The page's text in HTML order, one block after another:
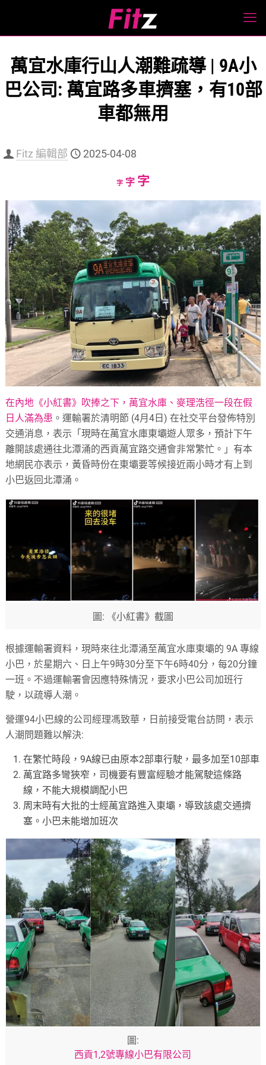
萬宜水庫行山人潮難疏導 | 9A小
巴公司: 萬宜路多車擠塞，有10部
車都無用
Fitz 編輯部 2025-04-08
字Decrease
size.
字Reset
字Increase
size.
在內地《小紅書》吹捧之下，萬宜水庫、麥理浩徑一段在假
日人滿為患 。運輸署於清明節 (4月4日) 在社交平台發佈特別
交通消息，表示「現時在萬宜水庫東壩遊人眾多，預計下午
離開該處通往北潭涌的西貢萬宜路交通會非常繁忙。」有本
地網民亦表示，黃昏時份在東壩要等候接近兩小時才有上到
小巴返回北潭涌。
圖: 《小紅書》截圖
根據運輸署資料，現時來往北潭涌至萬宜水庫東壩的 9A 專線
小巴，於星期六、日上午9時30分至下午6時40分，每20分鐘
一班。不過運輸署會因應特殊情況，要求小巴公司加班行
駛，以疏導人潮。
營運94小巴線的公司經理馮致華，日前接受電台訪問，表示
人潮問題難以解決:
在繁忙時段，9A線已由原本2部車行駛，最多加至10部車
萬宜路多彎狹窄，司機要有豐富經驗才能駕駛這條路
線，不能大規模調配小巴
周末時有大批的士經萬宜路進入東壩，導致該處交通擠
塞。小巴未能增加班次
圖:
西貢1,2號專線小巴有限公司